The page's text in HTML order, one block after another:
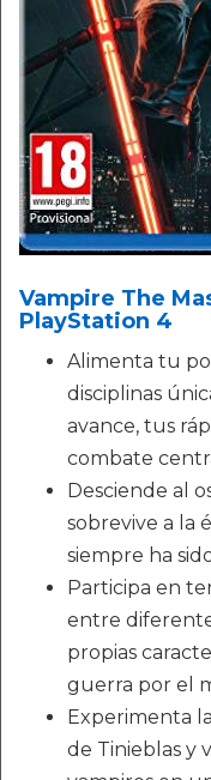
Vampire The
PlayStation 4
Alimenta tu
disciplinas
avance, tus
combate
Desciende al
sobrevive a la
siempre ha
Participa en
entre
propias
guerra por el
Experimenta
de Tinieblas y